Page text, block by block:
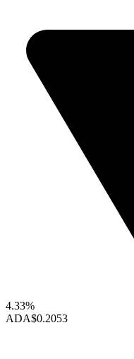
4.33%
ADA$0.2053